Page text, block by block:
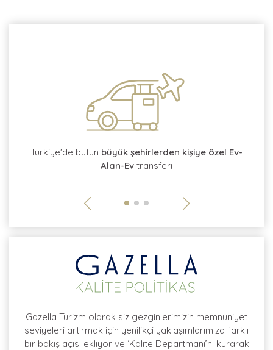
Türkiye'de bütün büyük şehirlerden kişiye özel Ev-
Alan-Ev transferi
Gazella Turizm olarak siz gezginlerimizin memnuniyet
seviyeleri artırmak için yenilikçi yaklaşımlarımıza farklı
bir bakış açısı ekliyor ve ‘Kalite Departmanı’nı kurarak